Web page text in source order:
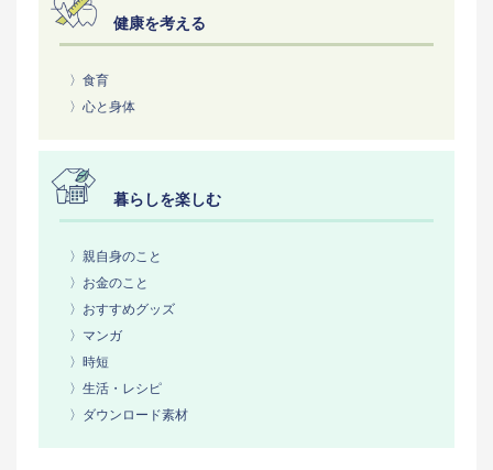
健康を考える
〉食育
〉心と身体
暮らしを楽しむ
〉親自身のこと
〉お金のこと
〉おすすめグッズ
〉マンガ
〉時短
〉生活・レシピ
〉ダウンロード素材